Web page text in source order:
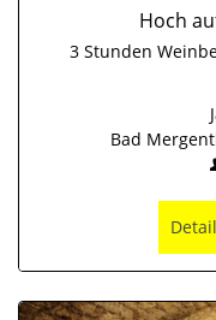
Hoch
3 Stunden
Bad